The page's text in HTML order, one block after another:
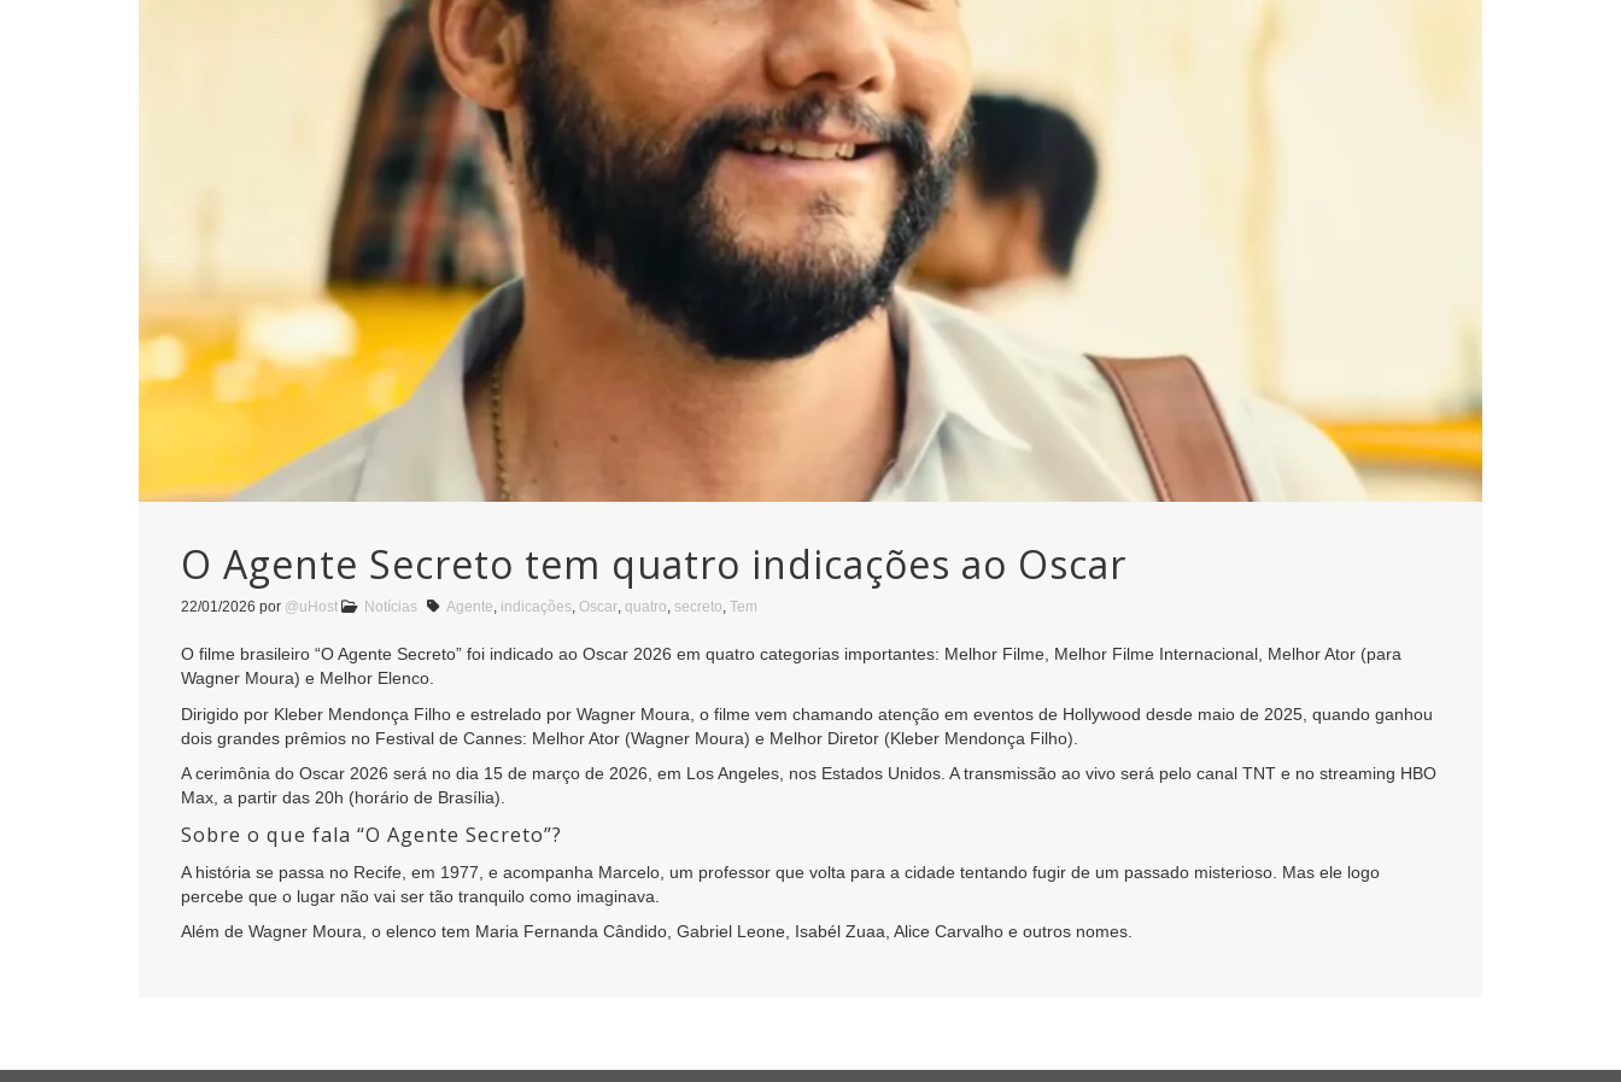
O Agente Secreto tem quatro indicações ao Oscar
22/01/2026 por @uHost Notícias Agente, indicações, Oscar, quatro, secreto, Tem
O filme brasileiro “O Agente Secreto” foi indicado ao Oscar 2026 em quatro categorias importantes: Melhor Filme, Melhor Filme Internacional, Melhor Ator (para
Wagner Moura) e Melhor Elenco.
Dirigido por Kleber Mendonça Filho e estrelado por Wagner Moura, o filme vem chamando atenção em eventos de Hollywood desde maio de 2025, quando ganhou
dois grandes prêmios no Festival de Cannes: Melhor Ator (Wagner Moura) e Melhor Diretor (Kleber Mendonça Filho).
A cerimônia do Oscar 2026 será no dia 15 de março de 2026, em Los Angeles, nos Estados Unidos. A transmissão ao vivo será pelo canal TNT e no streaming HBO
Max, a partir das 20h (horário de Brasília).
Sobre o que fala “O Agente Secreto”?
A história se passa no Recife, em 1977, e acompanha Marcelo, um professor que volta para a cidade tentando fugir de um passado misterioso. Mas ele logo
percebe que o lugar não vai ser tão tranquilo como imaginava.
Além de Wagner Moura, o elenco tem Maria Fernanda Cândido, Gabriel Leone, Isabél Zuaa, Alice Carvalho e outros nomes.